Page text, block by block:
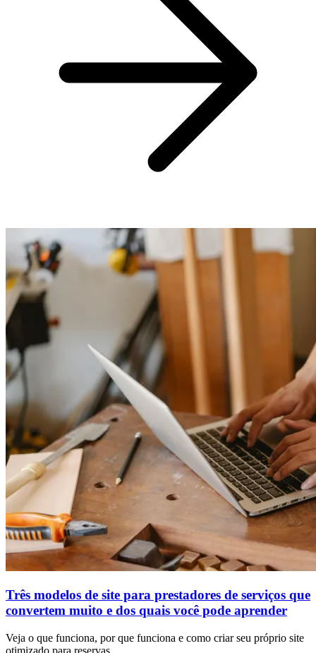
Três modelos de site para prestadores de serviços que
convertem muito e dos quais você pode aprender
Veja o que funciona, por que funciona e como criar seu próprio site
otimizado para reservas